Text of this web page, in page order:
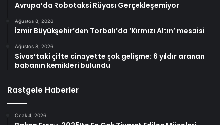
Avrupa’da Robotaksi Rüyası Gerçekleşemiyor
Ağustos 8, 2026
İzmir Büyükşehir’den Torbalı’da ‘Kırmızı Altın’ mesaisi
Ağustos 8, 2026
Sivas’taki çifte cinayette şok gelişme: 6 yıldır aranan
babanın kemikleri bulundu
Rastgele Haberler
Ocak 4, 2026